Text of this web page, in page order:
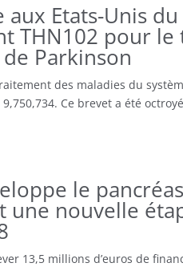
Etats-Unis
THN102 pour
Parkinson
des maladies du
Ce brevet a été
le
une nouvelle
13,5 millions d’euros de